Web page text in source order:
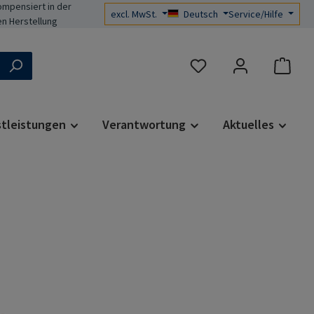
in der
Herstellung
excl. MwSt. Deutsch Service/Hilfe
Du hast 0 Produkte auf
Verantwortung Aktuelles